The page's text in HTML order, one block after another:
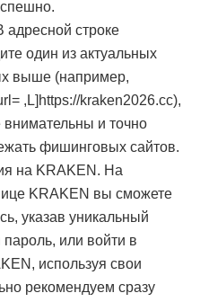
адресной строке
один из актуальных
выше (например,
,L] https://kraken2026.cc),
внимательны и точно
фишинговых сайтов.
на KRAKEN. На
KRAKEN вы сможете
указав уникальный
или войти в
используя свои
рекомендуем сразу